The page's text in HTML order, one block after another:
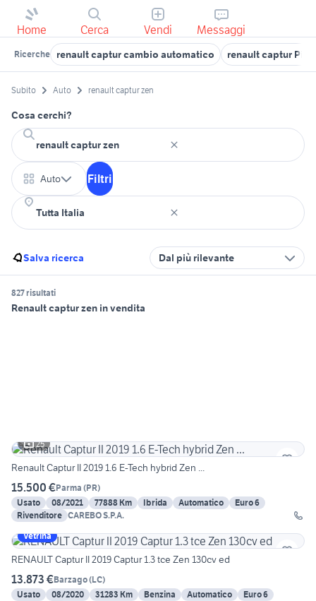
Home Cerca Vendi Messaggi
Ricerche renault captur cambio automatico renault captur
Subito Auto renault captur zen
Cosa cerchi?
Auto Filtri
Salva ricerca Dal più rilevante
827 risultati
Renault captur zen in vendita
25
Renault Captur II 2019 1.6 E-Tech hybrid Zen ...
15.500 €Parma (PR)
Usato
08/2021 77888 Km Ibrida Automatico
Euro 6
Rivenditore CAREBO S.P.A.
Vetrina
RENAULT Captur II 2019 Captur 1.3 tce Zen 130cv ed
13.873 €Barzago(LC)
Usato
08/2020 31283 Km Benzina Automatico
Euro 6